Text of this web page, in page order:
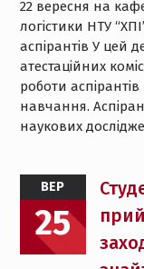
22 вересня на
логістики НТУ
аспірантів У цей
атестаційних
роботи
навчання.
наукових
ВЕР
25